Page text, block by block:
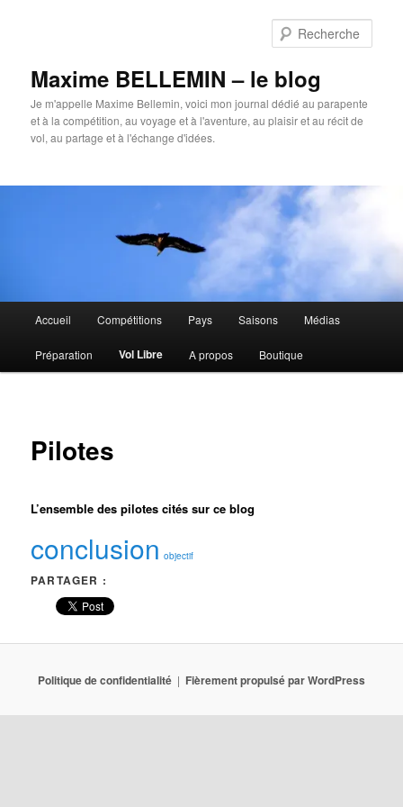
Maxime BELLEMIN – le blog
Je m'appelle Maxime Bellemin, voici mon journal dédié au parapente
et à la compétition, au voyage et à l'aventure, au plaisir et au récit de
vol, au partage et à l'échange d'idées.
principal
Accueil Compétitions Pays Saisons Médias
Préparation Vol Libre A propos Boutique
Pilotes
L’ensemble des pilotes cités sur ce blog
conclusion objectif
PARTAGER :
Politique de confidentialité Fièrement propulsé par WordPress